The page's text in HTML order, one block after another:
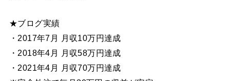
★ブログ実績
・2017年7月 月収10万円達成
・2018年4月 月収58万円達成
・2021年4月 月収70万円達成